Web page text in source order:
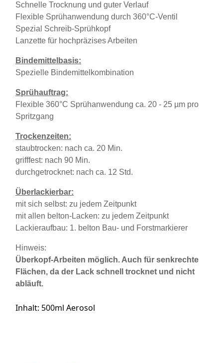
Schnelle Trocknung und guter Verlauf
Flexible Sprühanwendung durch 360°C-Ventil
Spezial Schreib-Sprühkopf
Lanzette für hochpräzises Arbeiten
Bindemittelbasis:
Spezielle Bindemittelkombination
Sprühauftrag:
Flexible 360°C Sprühanwendung ca. 20 - 25 µm pro
Spritzgang
Trockenzeiten:
staubtrocken: nach ca. 20 Min.
grifffest: nach 90 Min.
durchgetrocknet: nach ca. 12 Std.
Überlackierbar:
mit sich selbst: zu jedem Zeitpunkt
mit allen belton-Lacken: zu jedem Zeitpunkt
Lackieraufbau: 1. belton Bau- und Forstmarkierer
Hinweis:
Überkopf-Arbeiten möglich. Auch für senkrechte
Flächen, da der Lack schnell trocknet und nicht
abläuft.
Inhalt: 500ml Aerosol